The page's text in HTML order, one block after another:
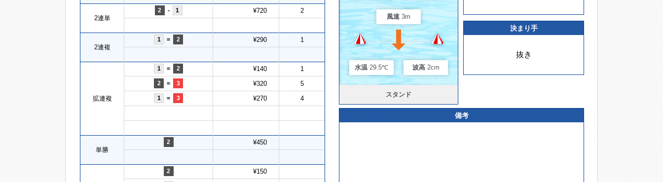
2連単
2 - 1 ¥720 2
2連複
1 = 2 ¥290 1
拡連複
1 = 2 ¥140 1
2 = 3 ¥320 5
1 = 3 ¥270 4
単勝
2 ¥450
2 ¥150
風速 3m
水温 29.5℃ 波高 2cm
スタンド
決まり手
抜き
備考